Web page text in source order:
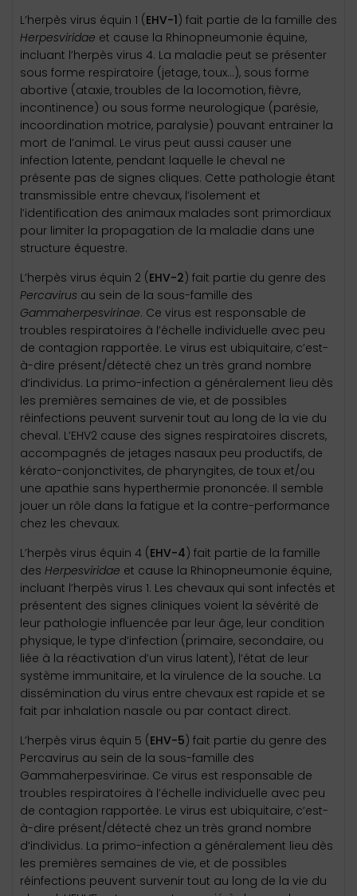
L’herpès virus équin 1 (EHV-1) fait partie de la famille des
Herpesviridae et cause la Rhinopneumonie équine,
incluant l’herpès virus 4. La maladie peut se présenter
sous forme respiratoire (jetage, toux…), sous forme
abortive (ataxie, troubles de la locomotion, fièvre,
incontinence) ou sous forme neurologique (parésie,
incoordination motrice, paralysie) pouvant entrainer la
mort de l’animal. Le virus peut aussi causer une
infection latente, pendant laquelle le cheval ne
présente pas de signes cliques. Cette pathologie étant
transmissible entre chevaux, l’isolement et
l’identification des animaux malades sont primordiaux
pour limiter la propagation de la maladie dans une
structure équestre.
L’herpès virus équin 2 (EHV-2) fait partie du genre des
Percavirus au sein de la sous-famille des
Gammaherpesvirinae. Ce virus est responsable de
troubles respiratoires à l’échelle individuelle avec peu
de contagion rapportée. Le virus est ubiquitaire, c’est-
à-dire présent/détecté chez un très grand nombre
d’individus. La primo-infection a généralement lieu dès
les premières semaines de vie, et de possibles
réinfections peuvent survenir tout au long de la vie du
cheval. L’EHV2 cause des signes respiratoires discrets,
accompagnés de jetages nasaux peu productifs, de
kérato-conjonctivites, de pharyngites, de toux et/ou
une apathie sans hyperthermie prononcée. Il semble
jouer un rôle dans la fatigue et la contre-performance
chez les chevaux.
L’herpès virus équin 4 (EHV-4) fait partie de la famille
des Herpesviridae et cause la Rhinopneumonie équine,
incluant l’herpès virus 1. Les chevaux qui sont infectés et
présentent des signes cliniques voient la sévérité de
leur pathologie influencée par leur âge, leur condition
physique, le type d’infection (primaire, secondaire, ou
liée à la réactivation d’un virus latent), l’état de leur
système immunitaire, et la virulence de la souche. La
dissémination du virus entre chevaux est rapide et se
fait par inhalation nasale ou par contact direct.
L’herpès virus équin 5 (EHV-5) fait partie du genre des
Percavirus au sein de la sous-famille des
Gammaherpesvirinae. Ce virus est responsable de
troubles respiratoires à l’échelle individuelle avec peu
de contagion rapportée. Le virus est ubiquitaire, c’est-
à-dire présent/détecté chez un très grand nombre
d’individus. La primo-infection a généralement lieu dès
les premières semaines de vie, et de possibles
réinfections peuvent survenir tout au long de la vie du